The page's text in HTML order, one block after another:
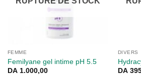
FEMME
Femilyane gel intime pH 5.5
DA1.000,00
DIVERS
DA